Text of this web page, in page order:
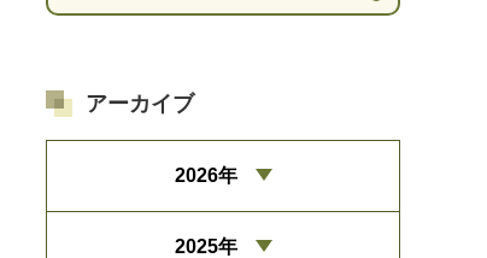
アーカイブ
2026年
2025年